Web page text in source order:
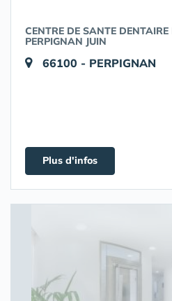
CENTRE DE SANTE
PERPIGNAN JUIN
66100 - PERPIGNAN
Plus d'infos